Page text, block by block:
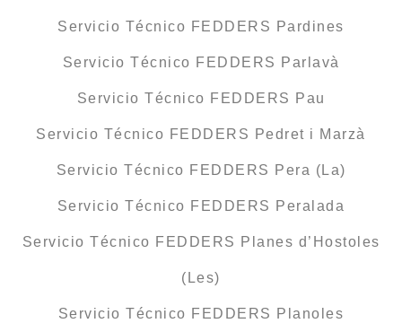
Servicio Técnico FEDDERS Pardines
Servicio Técnico FEDDERS Parlavà
Servicio Técnico FEDDERS Pau
Servicio Técnico FEDDERS Pedret i Marzà
Servicio Técnico FEDDERS Pera (La)
Servicio Técnico FEDDERS Peralada
Servicio Técnico FEDDERS Planes d’Hostoles
(Les)
Servicio Técnico FEDDERS Planoles